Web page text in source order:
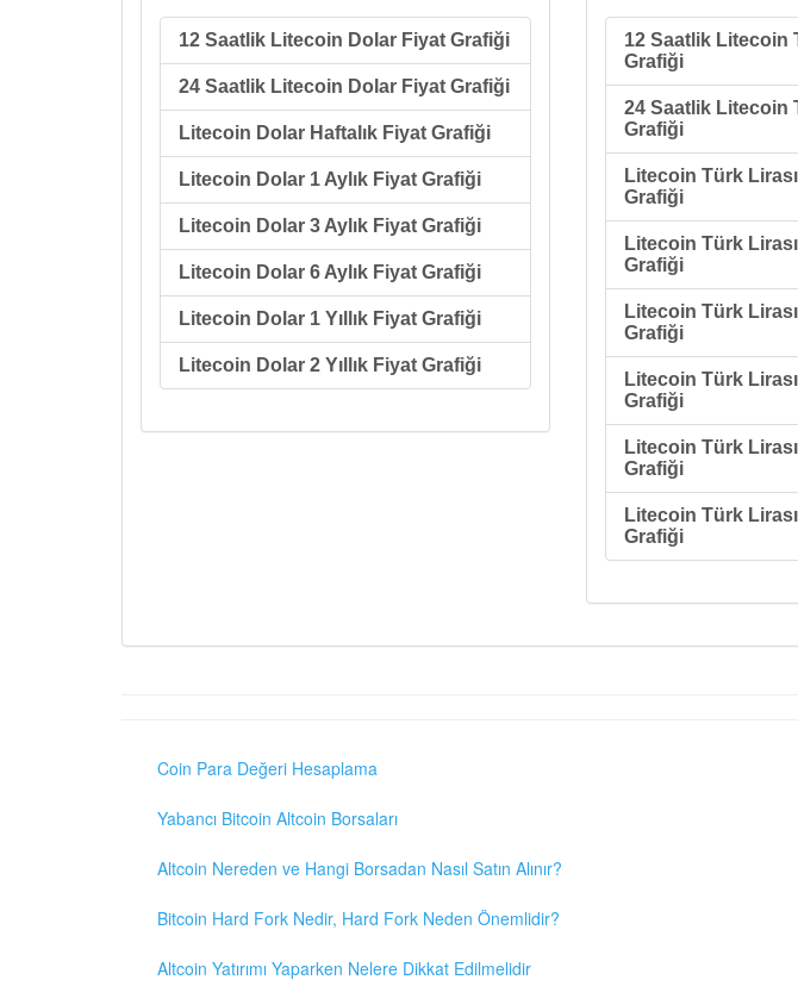
12 Saatlik Litecoin Dolar Fiyat Grafiği
24 Saatlik Litecoin Dolar Fiyat Grafiği
Litecoin Dolar Haftalık Fiyat Grafiği
Litecoin Dolar 1 Aylık Fiyat Grafiği
Litecoin Dolar 3 Aylık Fiyat Grafiği
Litecoin Dolar 6 Aylık Fiyat Grafiği
Litecoin Dolar 1 Yıllık Fiyat Grafiği
Litecoin Dolar 2 Yıllık Fiyat Grafiği
12 Saatlik Litecoin
Grafiği
24 Saatlik Litecoin
Grafiği
Litecoin Türk
Grafiği
Litecoin Türk
Grafiği
Litecoin Türk
Grafiği
Litecoin Türk
Grafiği
Litecoin Türk Lirası
Grafiği
Litecoin Türk Lirası
Grafiği
Coin Para Değeri Hesaplama
Yabancı Bitcoin Altcoin Borsaları
Altcoin Nereden ve Hangi Borsadan Nasıl Satın Alınır?
Bitcoin Hard Fork Nedir, Hard Fork Neden Önemlidir?
Altcoin Yatırımı Yaparken Nelere Dikkat Edilmelidir